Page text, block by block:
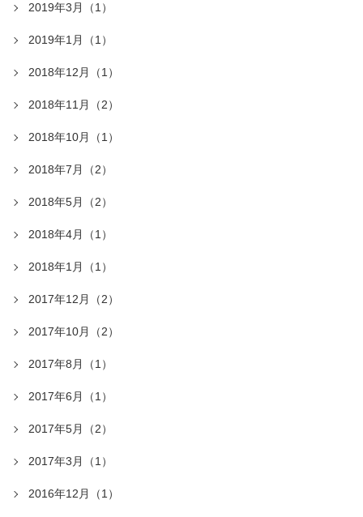
2019年3月（1）
2019年1月（1）
2018年12月（1）
2018年11月（2）
2018年10月（1）
2018年7月（2）
2018年5月（2）
2018年4月（1）
2018年1月（1）
2017年12月（2）
2017年10月（2）
2017年8月（1）
2017年6月（1）
2017年5月（2）
2017年3月（1）
2016年12月（1）